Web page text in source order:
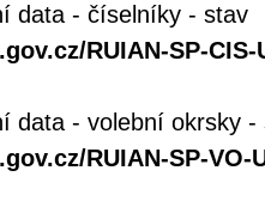
data - číselníky - stav
RUIAN-SP-CIS-
data - volební okrsky -
RUIAN-SP-VO-